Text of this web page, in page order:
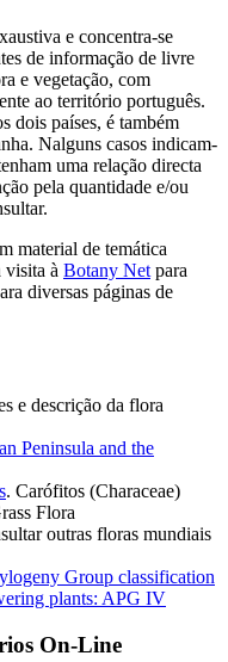
e concentra-se
de informação de livre
e vegetação, com
ao território português.
dois países, é também
Nalguns casos indicam-
uma relação directa
pela quantidade e/ou
material de temática
visita à Botany Net para
diversas páginas de
e descrição da flora
Peninsula and the
. Carófitos (Characeae)
Flora
outras floras mundiais
Group classification
plants: APG IV
On-Line